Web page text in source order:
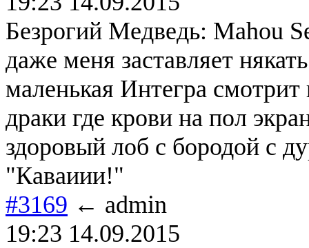
Безрогий Медведь: Mahou
даже меня заставляет
маленькая Интегра
драки где крови на пол
здоровый лоб с бородой с
"Каваиии!"
#3169 ← admin
19:23 14.09.2015